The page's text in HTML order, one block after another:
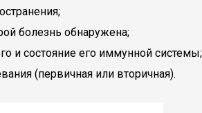
болезнь обнаружена;
и состояние его иммунной системы;
(первичная или вторичная).